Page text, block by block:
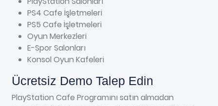
PS4 Cafe İşletmeleri
PS5 Cafe İşletmeleri
Oyun Merkezleri
E-Spor Salonları
Konsol Oyun Kafeleri
Ücretsiz Demo Talep Edin
PlayStation Cafe Programını satın almadan